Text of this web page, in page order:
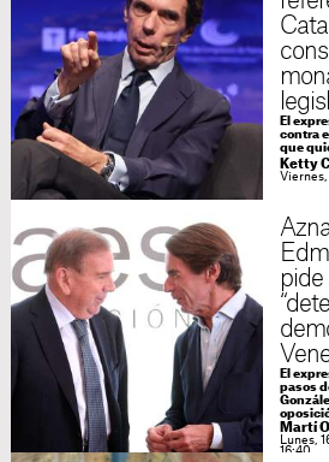
El
contra
que
Ketty
pide
El
pasos
Martí
Lunes,
16:40